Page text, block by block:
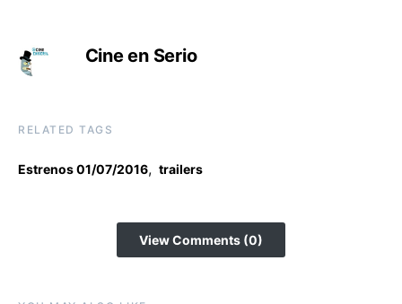
Cine en Serio
RELATED TAGS
Estrenos 01/07/2016, trailers
View Comments (0)